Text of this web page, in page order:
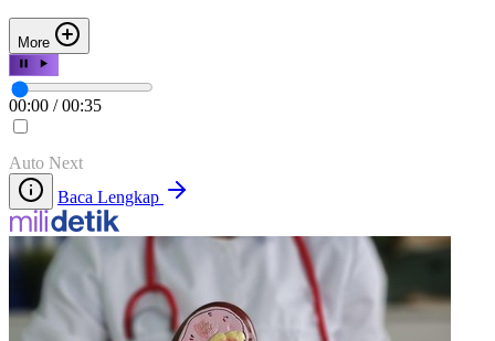
More
00:00 /00:35
Auto Next
Baca Lengkap